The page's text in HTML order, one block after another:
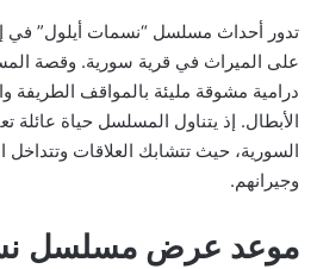
تدور أحداث مسلسل “نسمات أيلول” في
على الميراث في قرية سورية. وقصة
درامية مشوقة مليئة بالمواقف الطريفة
الأبطال. إذ يتناول المسلسل حياة عائلة
السورية، حيث تتشابك العلاقات وتتداخل
وجيرانهم.
موعد عرض مسلسل